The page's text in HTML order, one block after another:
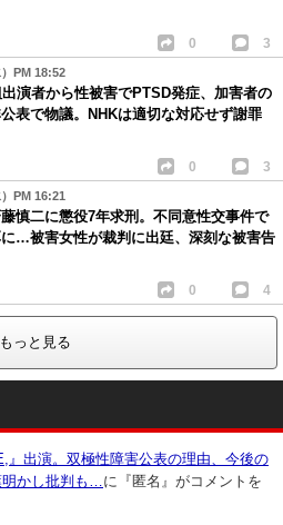
0 3
PM 18:52
演者から性被害でPTSD発症、加害者の
表で物議。NHKは適切な対応せず謝罪
0 3
PM 16:21
慎二に懲役7年求刑。不同意性交事件で
…被害女性が裁判に出廷、深刻な被害告
0 4
もっと見る
』出演。双極性障害公表の理由、今後の
明かし批判も…に『匿名』がコメントを